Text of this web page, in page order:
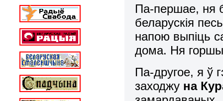
Па-першае, ня
беларускія
напою выпіць
дома. Ня
Па-другое, я ў
заходжу на